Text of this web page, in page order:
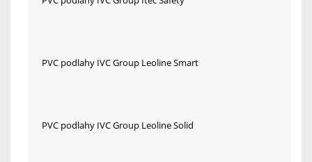
PVC podlahy IVC Group Leoline Smart
PVC podlahy IVC Group Leoline Solid